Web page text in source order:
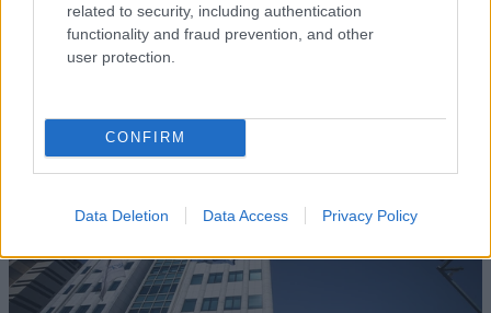
related to security, including authentication
functionality and fraud prevention, and other
user protection.
CONFIRM
Data Deletion Data Access Privacy Policy
Αγροτική Εστία: Δεύτερη συμπληρωματική